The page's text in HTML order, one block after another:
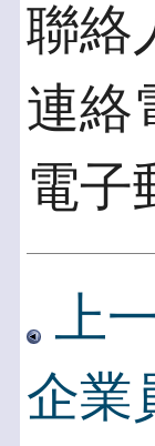
聯絡
連絡
電子
上
企業